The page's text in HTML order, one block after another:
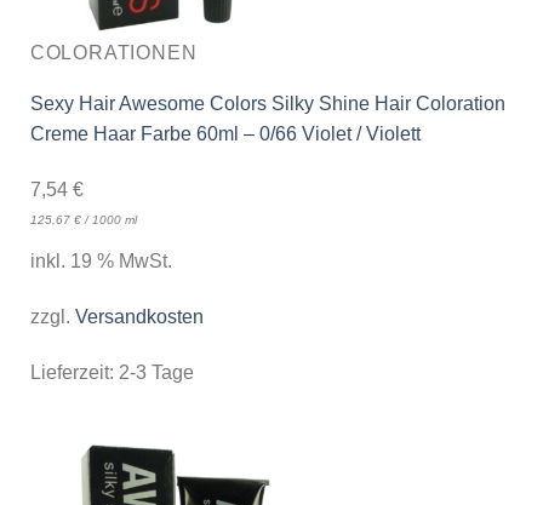
COLORATIONEN
Sexy Hair Awesome Colors Silky Shine Hair Coloration
Creme Haar Farbe 60ml – 0/66 Violet / Violett
7,54 €
125,67 €/1000 ml
inkl. 19 % MwSt.
zzgl. Versandkosten
Lieferzeit: 2-3 Tage